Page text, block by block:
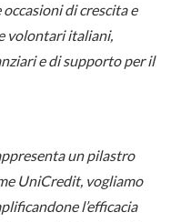
di crescita e
volontari italiani,
e di supporto per il
un pilastro
UniCredit, vogliamo
l’efficacia